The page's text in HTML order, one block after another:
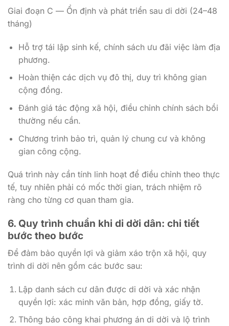
Giai đoạn C — Ổn định và phát triển sau di dời (24–48
tháng)
Hỗ trợ tái lập sinh kế, chính sách ưu đãi việc làm địa
phương.
Hoàn thiện các dịch vụ đô thị, duy trì không gian
cộng đồng.
Đánh giá tác động xã hội, điều chỉnh chính sách bồi
thường nếu cần.
Chương trình bảo trì, quản lý chung cư và không
gian công cộng.
Quá trình này cần tính linh hoạt để điều chỉnh theo thực
tế, tuy nhiên phải có mốc thời gian, trách nhiệm rõ
ràng cho từng cơ quan tham gia.
6. Quy trình chuẩn khi di dời dân: chi tiết
bước theo bước
Để đảm bảo quyền lợi và giảm xáo trộn xã hội, quy
trình di dời nên gồm các bước sau:
Lập danh sách cư dân được di dời và xác nhận
quyền lợi: xác minh văn bản, hợp đồng, giấy tờ.
Thông báo công khai phương án di dời và lộ trình